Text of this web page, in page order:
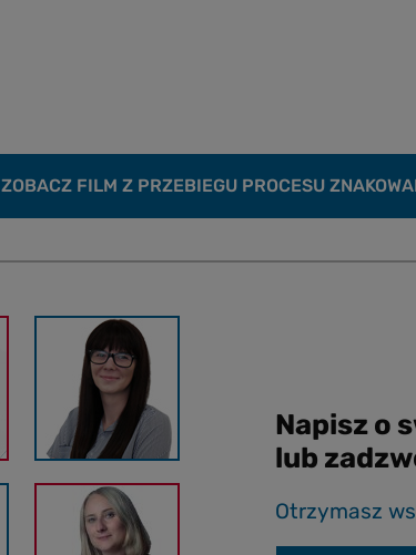
ZOBACZ FILM Z PRZEBIEGU PROCESU
Napisz o
lub
Otrzymasz